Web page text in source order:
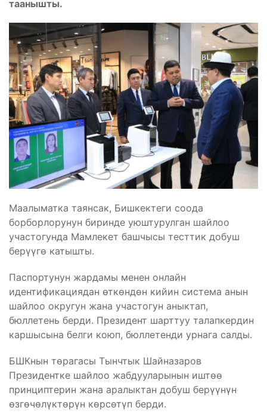
таанышты.
Маалыматка таянсак, Бишкектеги соода
борборлорунун биринде уюштурулган шайлоо
участогунда Мамлекет башчысы тесттик добуш
берүүгө катышты.
Паспортунун жардамы менен онлайн
идентификациядан өткөндөн кийин система анын
шайлоо округун жана участогун аныктап,
бюллетень берди. Президент шарттуу талапкердин
каршысына белги коюп, бюллетенди урнага салды.
БШКнын төрагасы Тынчтык Шайназаров
Президентке шайлоо жабдууларынын иштөө
принциптерин жана аралыктан добуш берүүнүн
өзгөчөлүктөрүн көрсөтүп берди.